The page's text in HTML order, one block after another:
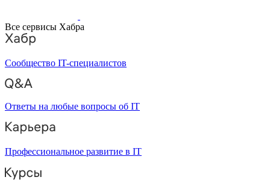
Все сервисы Хабра
Сообщество IT-специалистов
Ответы на любые вопросы об IT
Профессиональное развитие в IT